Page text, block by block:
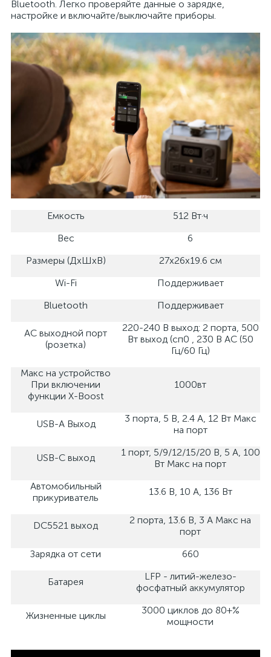
Bluetooth. Легко проверяйте данные о зарядке,
настройке и включайте/выключайте приборы.
Емкость
512 Вт·ч
Вес
6
Размеры (ДхШхВ)
27х26х19.6 см
Wi-Fi
Поддерживает
Bluetooth
Поддерживает
AC выходной порт
(розетка)
220-240 В выход: 2 порта, 500
Вт выход (сп0 , 230 В AC (50
Гц/60 Гц)
Макс на устройство
При включении
функции X-Boost
1000вт
USB-A Выход
3 порта, 5 В, 2.4 A, 12 Вт Макс
на порт
USB-C выход
1 порт, 5/9/12/15/20 В, 5 A, 100
Вт Макс на порт
Автомобильный
прикуриватель
13.6 В, 10 A, 136 Вт
DC5521 выход
2 порта, 13.6 В, 3 A Макс на
порт
Зарядка от сети
660
Батарея
LFP - литий-железо-
фосфатный аккумулятор
Жизненные циклы
3000 циклов до 80+%
мощности